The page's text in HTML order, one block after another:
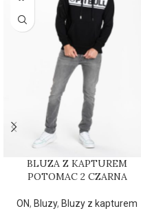
BLUZA Z KAPTUREM
POTOMAC 2 CZARNA
ON, Bluzy, Bluzy z kapturem